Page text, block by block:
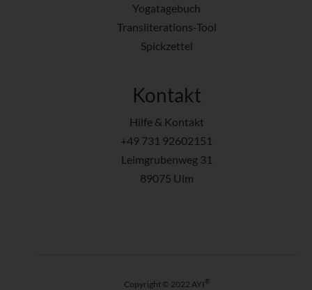
Yogatagebuch
Transliterations-Tool
Spickzettel
Kontakt
Hilfe & Kontakt
+49 731 92602151
Leimgrubenweg 31
89075 Ulm
Copyright © 2022 AYI ®